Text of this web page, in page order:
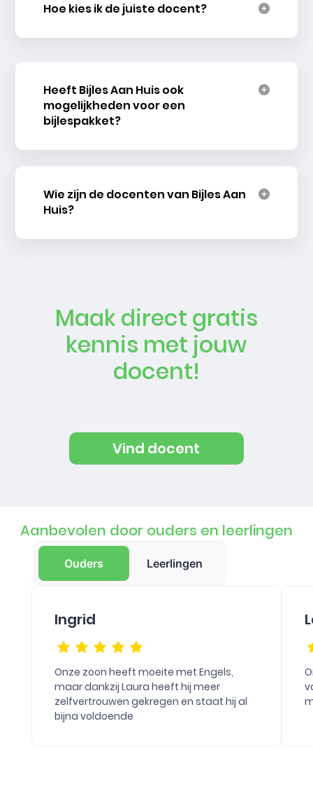
Hoe kies ik de juiste docent?
Heeft Bijles Aan Huis ook
mogelijkheden voor een
bijlespakket?
Wie zijn de docenten van Bijles Aan
Huis?
Maak direct gratis
kennis met jouw
docent!
Vind docent
Aanbevolen door ouders en leerlingen
Ouders Leerlingen
Ingrid
Onze zoon heeft moeite met Engels,
maar dankzij Laura heeft hij meer
zelfvertrouwen gekregen en staat hij al
bijna voldoende